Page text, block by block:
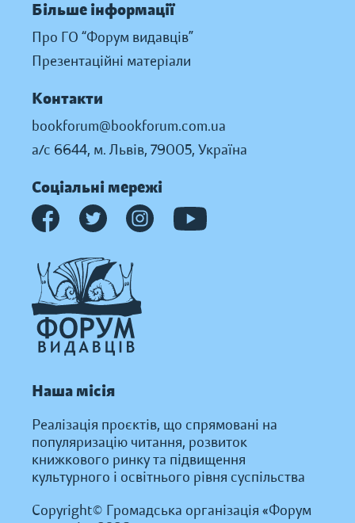
Більше інформації
Про ГО “Форум видавців”
Презентаційні матеріали
Контакти
bookforum@bookforum.com.ua
а/с 6644, м. Львів, 79005, Україна
Соціальні мережі
Наша місія
Реалізація проєктів, що спрямовані на
популяризацію читання, розвиток
книжкового ринку та підвищення
культурного і освітнього рівня суспільства
Copyright© Громадська організація «Форум